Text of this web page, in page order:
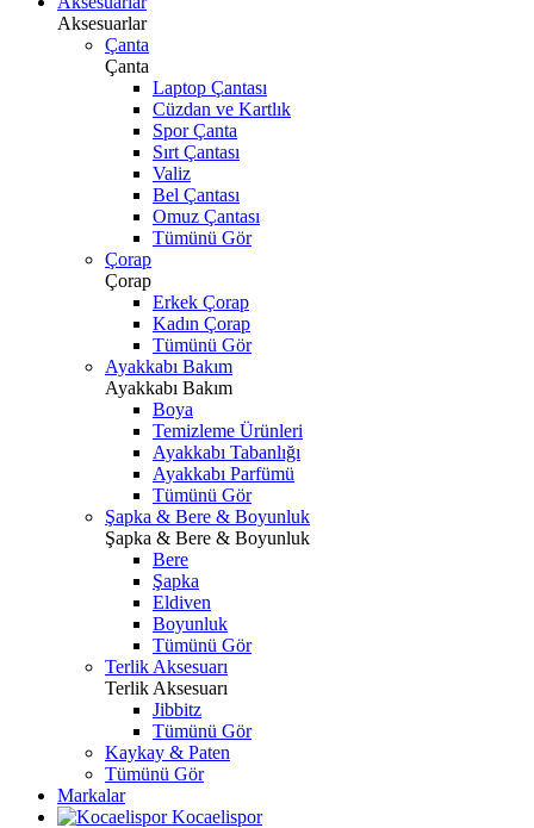
Aksesuarlar
Çanta
Çanta
Laptop Çantası
Cüzdan ve Kartlık
Spor Çanta
Sırt Çantası
Valiz
Bel Çantası
Omuz Çantası
Tümünü Gör
Çorap
Çorap
Erkek Çorap
Kadın Çorap
Tümünü Gör
Ayakkabı Bakım
Ayakkabı Bakım
Boya
Temizleme Ürünleri
Ayakkabı Tabanlığı
Ayakkabı Parfümü
Tümünü Gör
Şapka & Bere & Boyunluk
Şapka & Bere & Boyunluk
Bere
Şapka
Eldiven
Boyunluk
Tümünü Gör
Terlik Aksesuarı
Terlik Aksesuarı
Jibbitz
Tümünü Gör
Kaykay & Paten
Tümünü Gör
Markalar
Kocaelispor